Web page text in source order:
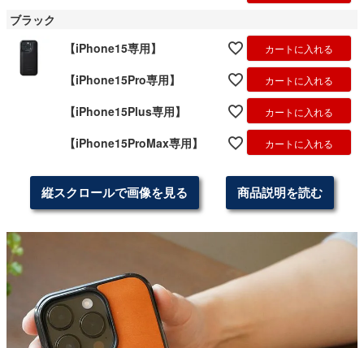
ブラック
【iPhone15専用】
カートに入れる
【iPhone15Pro専用】 カートに入れる
【iPhone15Plus専用】 カートに入れる
【iPhone15ProMax専用】 カートに入れる
縦スクロールで画像を見る 商品説明を読む